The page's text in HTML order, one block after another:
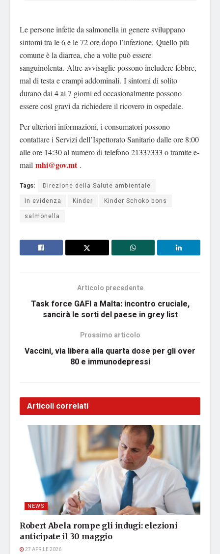
Le persone infette da salmonella in genere sviluppano
sintomi tra le 6 e le 72 ore dopo l’infezione. Quello più
comune è la diarrea, che a volte può essere
sanguinolenta. Altre avvisaglie possono includere febbre,
mal di testa e crampi addominali. I sintomi di solito
durano dai 4 ai 7 giorni ed occasionalmente possono
essere così gravi da richiedere il ricovero in ospedale.
Per ulteriori informazioni, i consumatori possono
contattare i Servizi dell’Ispettorato Sanitario dalle ore 8:00
alle ore 14:30 al numero di telefono 21337333 o tramite e-
mail mhi@gov.mt.
Tags:
Direzione della Salute ambientale
In evidenza
Kinder
Kinder Schoko bons
salmonella
Articolo precedente
Task force GAFI a Malta: incontro cruciale,
sancirà le sorti del paese in grey list
Prossimo articolo
Vaccini, via libera alla quarta dose per gli over
80 e immunodepressi
Articoli correlati
NEWS
Robert Abela rompe gli indugi: elezioni
anticipate il 30 maggio
27 APRILE 2026